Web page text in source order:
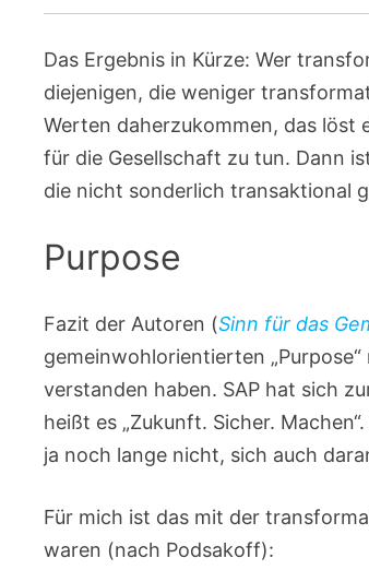
Das Ergebnis in Kürze: Wer
diejenigen, die weniger
Werten daherzukommen, das löst
für die Gesellschaft zu tun. Dann
die nicht sonderlich transaktional
Purpose
Fazit der Autoren (Sinn für das
gemeinwohlorientierten
verstanden haben. SAP hat sich
heißt es „Zukunft. Sicher.
ja noch lange nicht, sich auch
Für mich ist das mit der
waren (nach Podsakoff):